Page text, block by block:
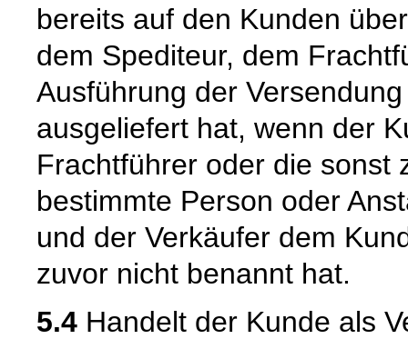
bereits auf den Kunden
dem Spediteur, dem
Ausführung der
ausgeliefert hat, wenn der
Frachtführer oder die sonst
bestimmte Person oder
und der Verkäufer dem
zuvor nicht benannt hat.
5.4 Handelt der Kunde als